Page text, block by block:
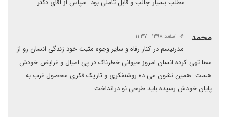
مطلب بسیار جالب و قابل تأملی بود. سپاس از آقای دکتر.
محمد ۰۶ اسفند ۱۳۹۸ | ۱۱:۳۷
مدرنیسم در کنار رفاه و سایر وجوه مثبت خود زندگی انسان رو از
معنا تهی کرده انسان امروز حیوانی خطرناک در پی امیال و غرایض خودش
هست. همین نشون می ده روشنفکری و تاریک فکری محصول غرب به
پایان خودش رسیده باید طرحی نو درانداخت